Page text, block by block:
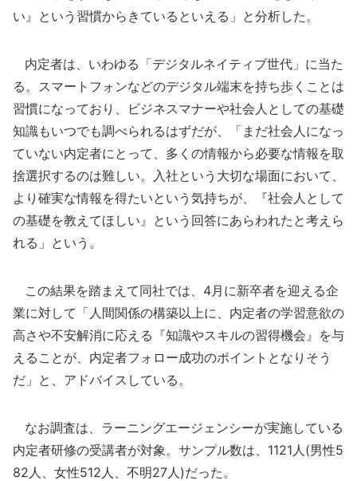
い』という習慣からきているといえる」と分析した。
内定者は、いわゆる「デジタルネイティブ世代」に当た
る。スマートフォンなどのデジタル端末を持ち歩くことは
習慣になっており、ビジネスマナーや社会人としての基礎
知識もいつでも調べられるはずだが、「まだ社会人になっ
ていない内定者にとって、多くの情報から必要な情報を取
捨選択するのは難しい。入社という大切な場面において、
より確実な情報を得たいという気持ちが、『社会人として
の基礎を教えてほしい』という回答にあらわれたと考えら
れる」という。
この結果を踏まえて同社では、4月に新卒者を迎える企
業に対して「人間関係の構築以上に、内定者の学習意欲の
高さや不安解消に応える『知識やスキルの習得機会』を与
えることが、内定者フォロー成功のポイントとなりそう
だ」と、アドバイスしている。
なお調査は、ラーニングエージェンシーが実施している
内定者研修の受講者が対象。サンプル数は、1121人(男性5
82人、女性512人、不明27人)だった。